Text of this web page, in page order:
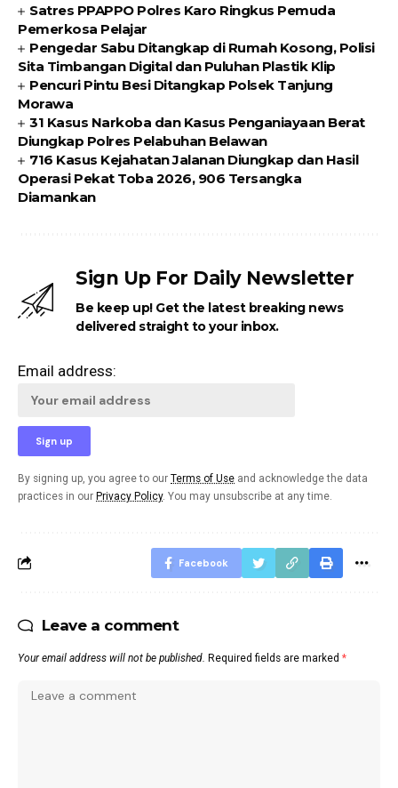
Satres PPAPPO Polres Karo Ringkus Pemuda
Pemerkosa Pelajar
Pengedar Sabu Ditangkap di Rumah Kosong, Polisi
Sita Timbangan Digital dan Puluhan Plastik Klip
Pencuri Pintu Besi Ditangkap Polsek Tanjung
Morawa
31 Kasus Narkoba dan Kasus Penganiayaan Berat
Diungkap Polres Pelabuhan Belawan
716 Kasus Kejahatan Jalanan Diungkap dan Hasil
Operasi Pekat Toba 2026, 906 Tersangka
Diamankan
Sign Up For Daily Newsletter
Be keep up! Get the latest breaking news
delivered straight to your inbox.
Email address:
By signing up, you agree to our Terms of Use and acknowledge the data
practices in our Privacy Policy. You may unsubscribe at any time.
Facebook
Leave a comment
Your email address will not be published. Required fields are marked *